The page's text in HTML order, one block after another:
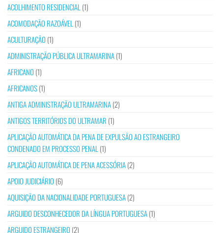
ACOLHIMENTO RESIDENCIAL (1)
ACOMODAÇÃO RAZOÁVEL (1)
ACULTURAÇÃO (1)
ADMINISTRAÇÃO PÚBLICA ULTRAMARINA(1)
AFRICANO (1)
AFRICANOS(1)
ANTIGA ADMINISTRAÇÃO ULTRAMARINA(2)
ANTIGOS TERRITÓRIOS DO ULTRAMAR (1)
APLICAÇÃO AUTOMÁTICA DA PENA DE EXPULSÃO AO ESTRANGEIRO
CONDENADO EM PROCESSO PENAL (1)
APLICAÇÃO AUTOMÁTICA DE PENA ACESSÓRIA(2)
APOIO JUDICIÁRIO (6)
AQUISIÇÃO DA NACIONALIDADE PORTUGUESA(2)
ARGUIDO DESCONHECEDOR DA LÍNGUA PORTUGUESA(1)
ARGUIDO ESTRANGEIRO (2)